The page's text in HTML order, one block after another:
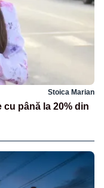
Stoica Marian
cu până la 20% din